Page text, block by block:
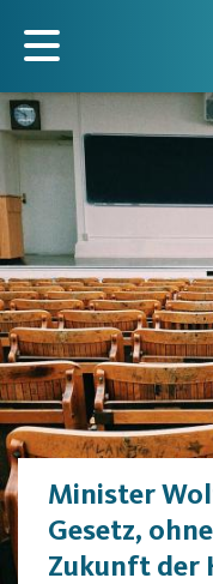
zum
Inhalt
Minister
Gesetz,
Zukunft der